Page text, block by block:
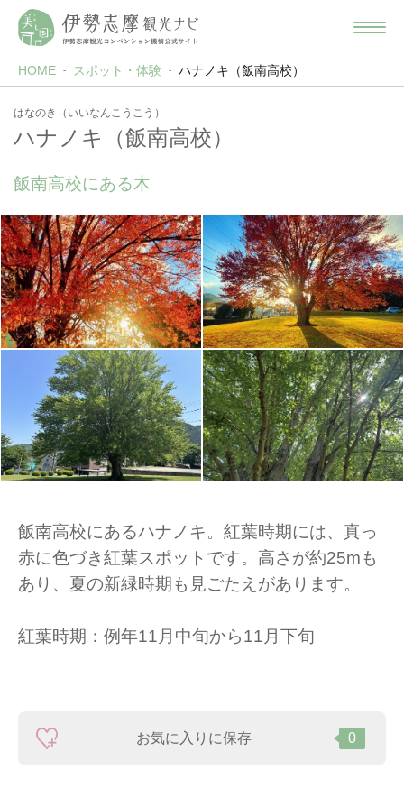
HOME スポット・体験 ハナノキ（飯南高校）
はなのき（いいなんこうこう）
ハナノキ（飯南高校）
飯南高校にある木
飯南高校にあるハナノキ。紅葉時期には、真っ
赤に色づき紅葉スポットです。高さが約25mも
あり、夏の新緑時期も見ごたえがあります。
紅葉時期：例年11月中旬から11月下旬
お気に入りに保存 0